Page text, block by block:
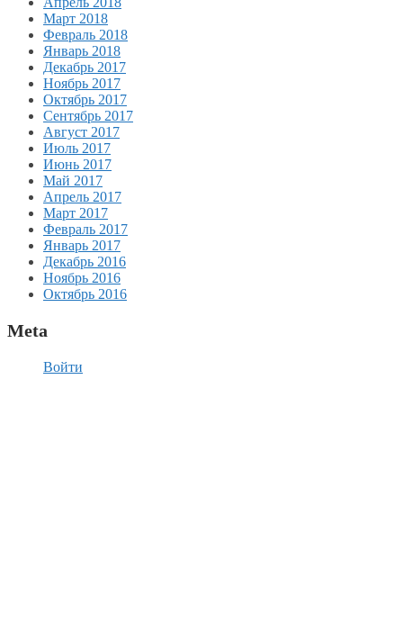
Март 2018
Февраль 2018
Январь 2018
Декабрь 2017
Ноябрь 2017
Октябрь 2017
Сентябрь 2017
Август 2017
Июль 2017
Июнь 2017
Май 2017
Апрель 2017
Март 2017
Февраль 2017
Январь 2017
Декабрь 2016
Ноябрь 2016
Октябрь 2016
Meta
Войти